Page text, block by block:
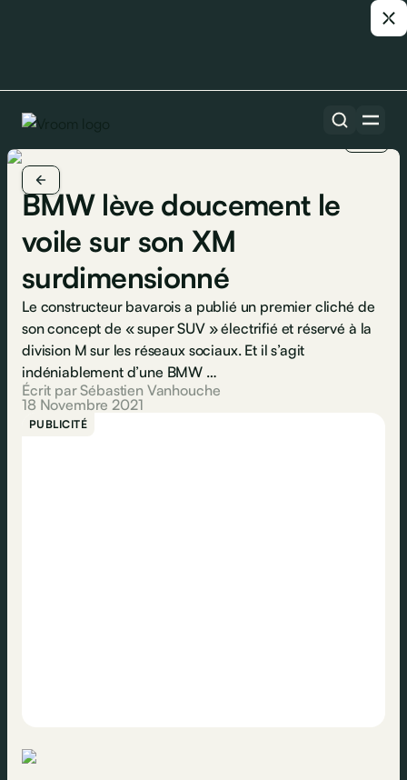
BMW lève doucement le
voile sur son XM
surdimensionné
Le constructeur bavarois a publié un premier cliché de
son concept de « super SUV » électrifié et réservé à la
division M sur les réseaux sociaux. Et il s’agit
indéniablement d’une BMW …
Écrit par Sébastien Vanhouche
18 Novembre 2021
PUBLICITÉ